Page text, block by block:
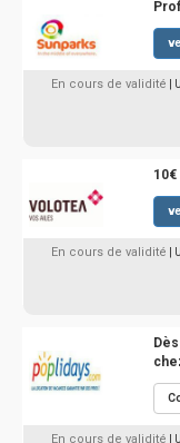
En cours de validité |
En cours de validité |
En cours de validité |